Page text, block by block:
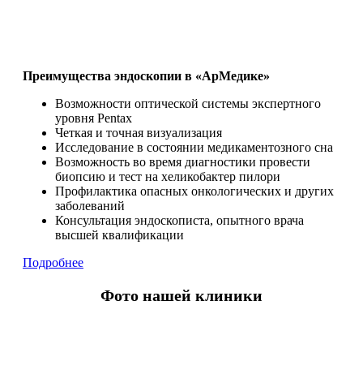
Преимущества эндоскопии в «АрМедике»
Возможности оптической системы экспертного
уровня Pentax
Четкая и точная визуализация
Исследование в состоянии медикаментозного сна
Возможность во время диагностики провести
биопсию и тест на хеликобактер пилори
Профилактика опасных онкологических и других
заболеваний
Консультация эндоскописта, опытного врача
высшей квалификации
Подробнее
Фото нашей клиники